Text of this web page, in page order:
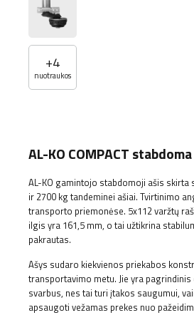
+4
nuotraukos
AL-KO COMPACT
AL-KO gamintojo stabdomoji ašis skirta
ir 2700 kg tandeminei ašiai. Tvirtinimo
transporto priemonėse. 5x112 varžtų
ilgis yra 161,5 mm, o tai užtikrina
pakrautas.
Ašys sudaro kiekvienos priekabos
transportavimo metu. Jie yra
svarbus, nes tai turi įtakos saugumui,
apsaugoti vežamas prekes nuo